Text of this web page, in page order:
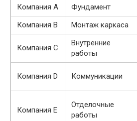
Компания А Фундамент
Компания B
Монтаж каркаса
Компания C
Внутренние
работы
Компания D Коммуникации
Компания E
Отделочные
работы